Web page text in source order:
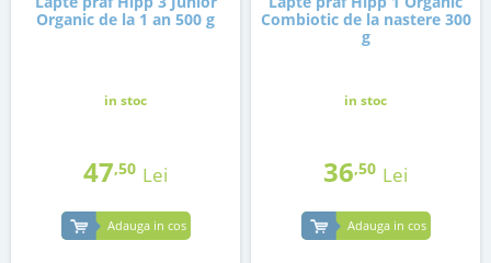
Organic de la 1 an 500 g
in stoc
47,50 Lei
Adauga in cos
Combiotic de la nastere 300
g
in stoc
36,50 Lei
Adauga in cos